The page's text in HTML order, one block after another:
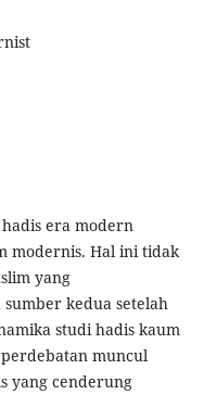
era modern
modernis. Hal ini tidak
yang
kedua setelah
studi hadis kaum
muncul
yang cenderung